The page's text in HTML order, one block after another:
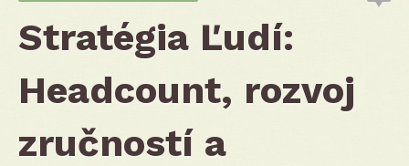
Stratégia Ľudí:
Headcount, rozvoj
zručností a